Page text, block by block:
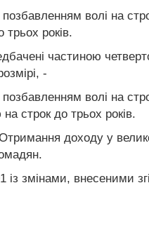
волі на
трьох років.
частиною
-
волі на
на строк до трьох років.
доходу у
із змінами, внесеними